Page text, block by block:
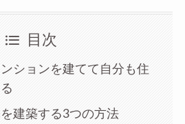
目次
ションを建てて自分も住
建築する3つの方法